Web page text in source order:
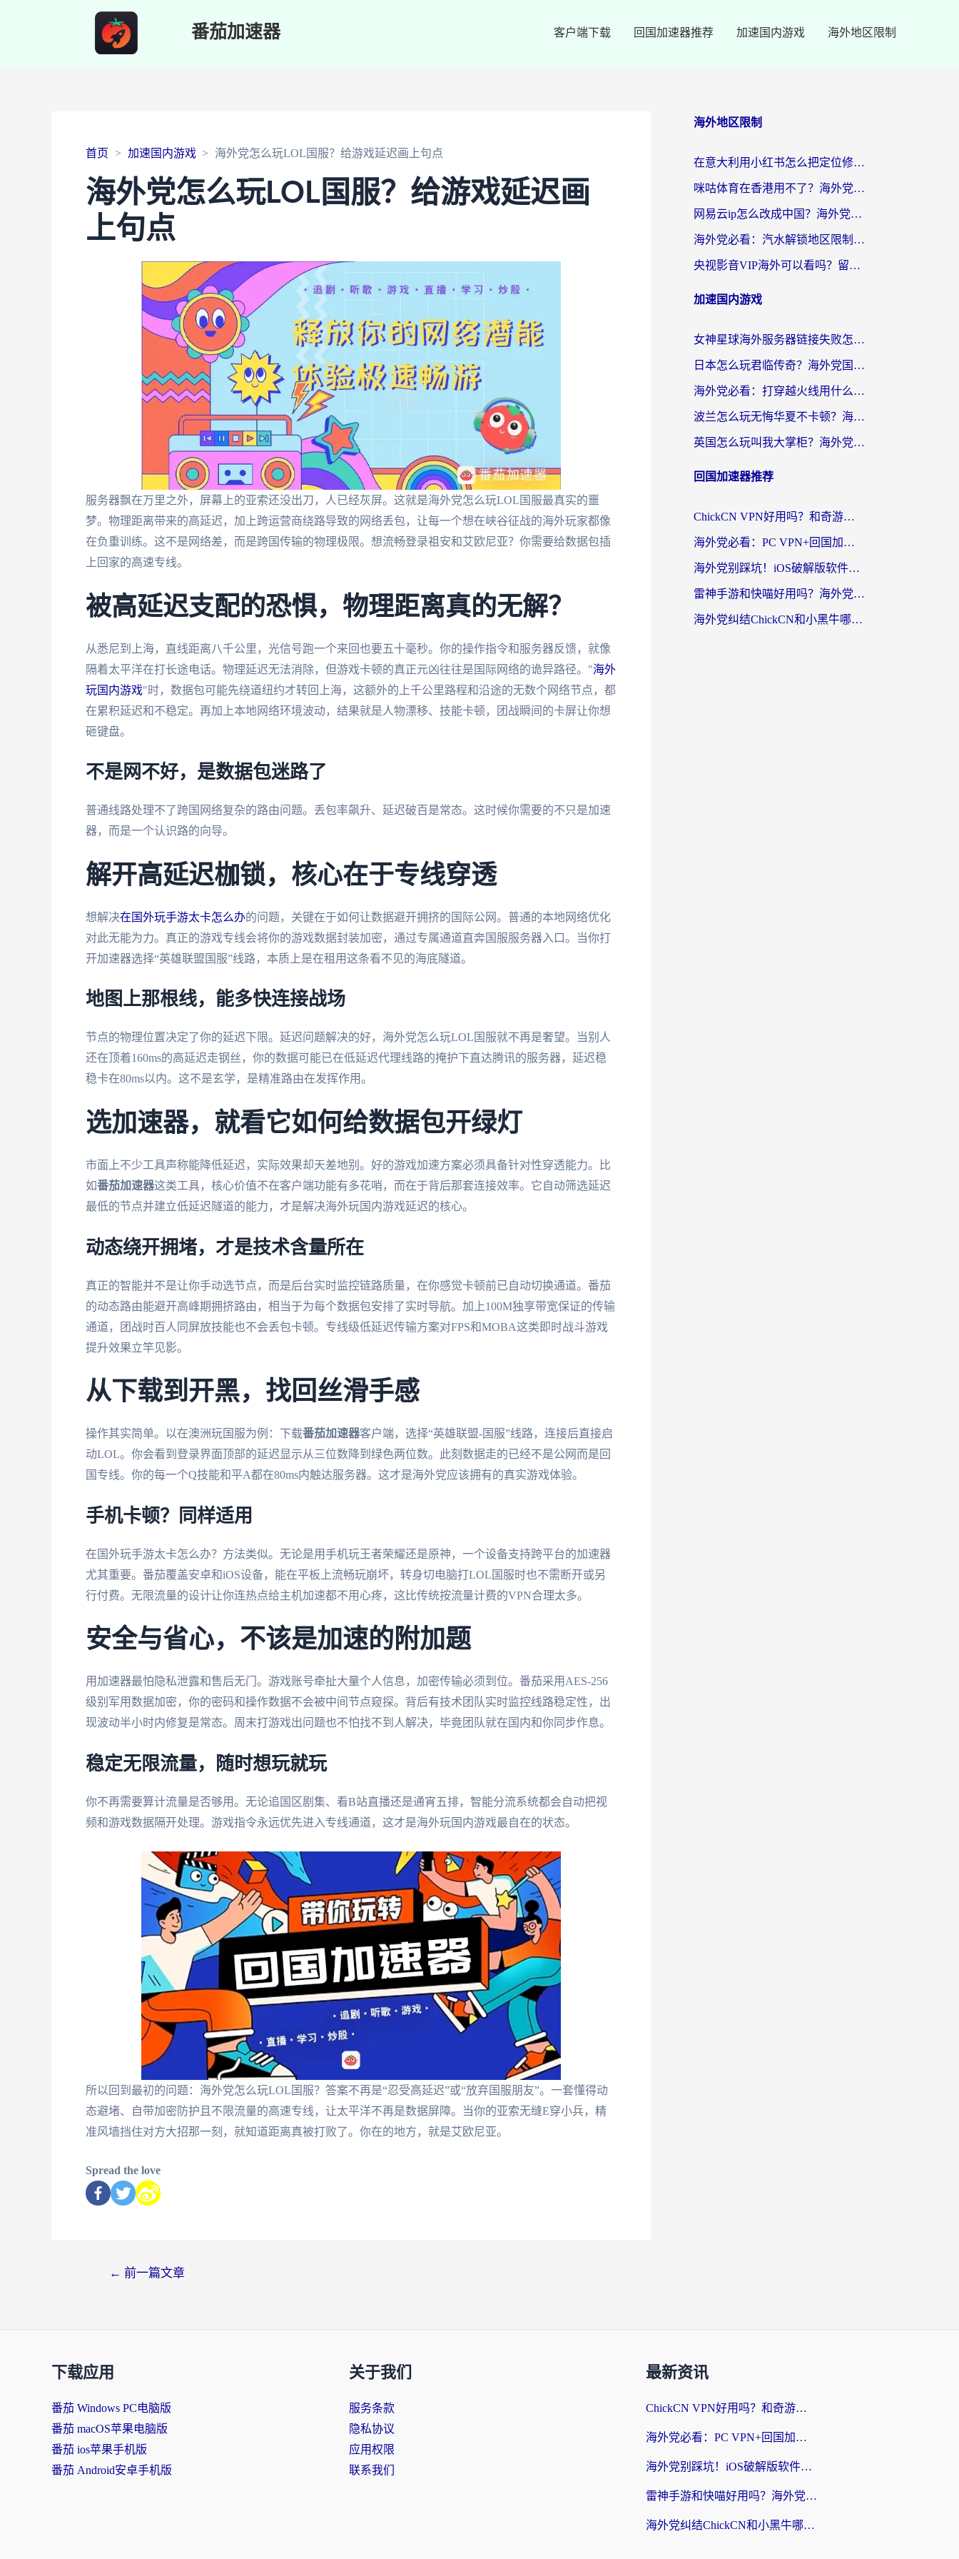
番茄加速器 客户端下载 回国加速器推荐 加速国内游戏 海外地区限制
首页 加速国内游戏 海外党怎么玩LOL国服？给游戏延迟画上句点
海外党怎么玩LOL国服？给游戏延迟画
上句点
服务器飘在万里之外，屏幕上的亚索还没出刀，人已经灰屏。这就是海外党怎么玩LOL国服最真实的噩
梦。物理距离带来的高延迟，加上跨运营商绕路导致的网络丢包，让每一个想在峡谷征战的海外玩家都像
在负重训练。这不是网络差，而是跨国传输的物理极限。想流畅登录祖安和艾欧尼亚？你需要给数据包插
上回家的高速专线。
被高延迟支配的恐惧，物理距离真的无解？
从悉尼到上海，直线距离八千公里，光信号跑一个来回也要五十毫秒。你的操作指令和服务器反馈，就像
隔着太平洋在打长途电话。物理延迟无法消除，但游戏卡顿的真正元凶往往是国际网络的诡异路径。"海外
玩国内游戏"时，数据包可能先绕道纽约才转回上海，这额外的上千公里路程和沿途的无数个网络节点，都
在累积延迟和不稳定。再加上本地网络环境波动，结果就是人物漂移、技能卡顿，团战瞬间的卡屏让你想
砸键盘。
不是网不好，是数据包迷路了
普通线路处理不了跨国网络复杂的路由问题。丢包率飙升、延迟破百是常态。这时候你需要的不只是加速
器，而是一个认识路的向导。
解开高延迟枷锁，核心在于专线穿透
想解决在国外玩手游太卡怎么办的问题，关键在于如何让数据避开拥挤的国际公网。普通的本地网络优化
对此无能为力。真正的游戏专线会将你的游戏数据封装加密，通过专属通道直奔国服服务器入口。当你打
开加速器选择“英雄联盟国服”线路，本质上是在租用这条看不见的海底隧道。
地图上那根线，能多快连接战场
节点的物理位置决定了你的延迟下限。延迟问题解决的好，海外党怎么玩LOL国服就不再是奢望。当别人
还在顶着160ms的高延迟走钢丝，你的数据可能已在低延迟代理线路的掩护下直达腾讯的服务器，延迟稳
稳卡在80ms以内。这不是玄学，是精准路由在发挥作用。
选加速器，就看它如何给数据包开绿灯
市面上不少工具声称能降低延迟，实际效果却天差地别。好的游戏加速方案必须具备针对性穿透能力。比
如番茄加速器这类工具，核心价值不在客户端功能有多花哨，而在于背后那套连接效率。它自动筛选延迟
最低的节点并建立低延迟隧道的能力，才是解决海外玩国内游戏延迟的核心。
动态绕开拥堵，才是技术含量所在
真正的智能并不是让你手动选节点，而是后台实时监控链路质量，在你感觉卡顿前已自动切换通道。番茄
的动态路由能避开高峰期拥挤路由，相当于为每个数据包安排了实时导航。加上100M独享带宽保证的传输
通道，团战时百人同屏放技能也不会丢包卡顿。专线级低延迟传输方案对FPS和MOBA这类即时战斗游戏
提升效果立竿见影。
从下载到开黑，找回丝滑手感
操作其实简单。以在澳洲玩国服为例：下载番茄加速器客户端，选择“英雄联盟-国服”线路，连接后直接启
动LOL。你会看到登录界面顶部的延迟显示从三位数降到绿色两位数。此刻数据走的已经不是公网而是回
国专线。你的每一个Q技能和平A都在80ms内触达服务器。这才是海外党应该拥有的真实游戏体验。
手机卡顿？同样适用
在国外玩手游太卡怎么办？方法类似。无论是用手机玩王者荣耀还是原神，一个设备支持跨平台的加速器
尤其重要。番茄覆盖安卓和iOS设备，能在平板上流畅玩崩坏，转身切电脑打LOL国服时也不需断开或另
行付费。无限流量的设计让你连热点给主机加速都不用心疼，这比传统按流量计费的VPN合理太多。
安全与省心，不该是加速的附加题
用加速器最怕隐私泄露和售后无门。游戏账号牵扯大量个人信息，加密传输必须到位。番茄采用AES-256
级别军用数据加密，你的密码和操作数据不会被中间节点窥探。背后有技术团队实时监控线路稳定性，出
现波动半小时内修复是常态。周末打游戏出问题也不怕找不到人解决，毕竟团队就在国内和你同步作息。
稳定无限流量，随时想玩就玩
你不再需要算计流量是否够用。无论追国区剧集、看B站直播还是通宵五排，智能分流系统都会自动把视
频和游戏数据隔开处理。游戏指令永远优先进入专线通道，这才是海外玩国内游戏最自在的状态。
所以回到最初的问题：海外党怎么玩LOL国服？答案不再是“忍受高延迟”或“放弃国服朋友”。一套懂得动
态避堵、自带加密防护且不限流量的高速专线，让太平洋不再是数据屏障。当你的亚索无缝E穿小兵，精
准风墙挡住对方大招那一刻，就知道距离真被打败了。你在的地方，就是艾欧尼亚。
Spread the love
← 前一篇文章
海外地区限制
在意大利用小红书怎么把定位修改到中国国内？3个实用技巧+1个靠谱工具帮你搞定
咪咕体育在香港用不了？海外党必看的回国加速器选择指南（附3个真实场景解决方案）
网易云ip怎么改成中国？海外党听音乐听书的无痛解决方案
海外党必看：汽水解锁地区限制怎么解除？3招解决国内影音&生活服务难题
央视影音VIP海外可以看吗？留学生亲测有效的回国加速器选择指南
加速国内游戏
女神星球海外服务器链接失败怎么解决？海外党国服游戏加速避坑指南
日本怎么玩君临传奇？海外党国服游戏加速避坑指南（附菲律宾欧洲玩家实测）
海外党必看：打穿越火线用什么加速器？解决延迟卡顿，还能玩奇妙拼图世界和第五人格
波兰怎么玩无悔华夏不卡顿？海外国服游戏加速器终极指南（附征途2萤火突击解决方案）
英国怎么玩叫我大掌柜？海外党国服游戏加速避坑指南（附实测推荐）
回国加速器推荐
ChickCN VPN好用吗？和奇游手游VPN对比哪个回国效果更好？海外党亲测实用指南
海外党必看：PC VPN+回国加速器怎么选？无缝访问国内资源全攻略
海外党别踩坑！iOS破解版软件不可靠？教你选对回国加速器无缝看国内资源
雷神手游和快喵好用吗？海外党亲测5款回国加速器，附斧牛Bling对比+微信视频号解决办法
海外党纠结ChickCN和小黑牛哪个好？一篇帮你选对回国加速器的实用指南
下载应用
番茄 Windows PC电脑版
番茄 macOS苹果电脑版
番茄 ios苹果手机版
番茄 Android安卓手机版
关于我们
服务条款
隐私协议
应用权限
联系我们
最新资讯
ChickCN VPN好用吗？和奇游手游VPN对比哪个回国效果更好？海外党亲测实用指南
海外党必看：PC VPN+回国加速器怎么选？无缝访问国内资源全攻略
海外党别踩坑！iOS破解版软件不可靠？教你选对回国加速器无缝看国内资源
雷神手游和快喵好用吗？海外党亲测5款回国加速器，附斧牛Bling对比+微信视频号解决办法
海外党纠结ChickCN和小黑牛哪个好？一篇帮你选对回国加速器的实用指南